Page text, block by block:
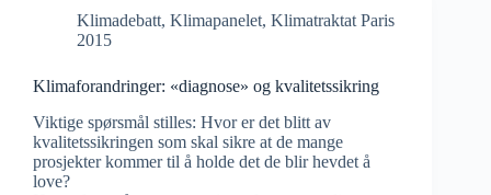
Klimadebatt, Klimapanelet, Klimatraktat Paris
2015
Klimaforandringer: «diagnose» og kvalitetssikring
Viktige spørsmål stilles: Hvor er det blitt av
kvalitetssikringen som skal sikre at de mange
prosjekter kommer til å holde det de blir hevdet å
love?